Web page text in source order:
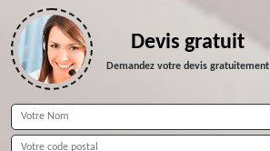
Devis gratuit
Demandez votre devis gratuitement